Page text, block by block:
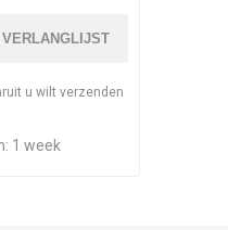
u wilt verzenden
1 week